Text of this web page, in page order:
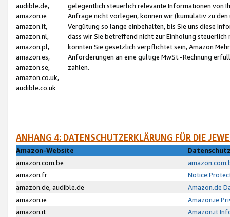
audible.de,
amazon.ie
amazon.it,
amazon.nl,
amazon.pl,
amazon.es,
amazon.se,
amazon.co.uk,
audible.co.uk
gelegentlich steuerlich relevante Informationen von
Anfrage nicht vorlegen, können wir (kumulativ zu
Vergütung so lange einbehalten, bis Sie uns diese
dass wir Sie betreffend nicht zur Einholung
könnten Sie gesetzlich verpflichtet sein, Amazon
Anforderungen an eine gültige MwSt.-Rechnung
zahlen.
ANHANG 4: DATENSCHUTZERKLÄRUNG FÜR DIE
Amazon-Website
amazon.com.be
amazon.fr
amazon.de, audible.de
Amazon.de
amazon.ie
Amazon.ie
amazon.it
Amazon.it